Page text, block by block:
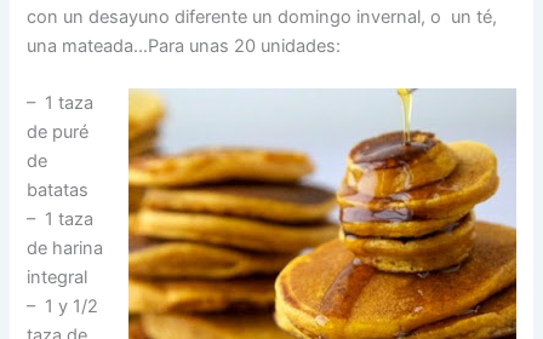
con un desayuno diferente un domingo invernal, o un té,
una mateada…Para unas 20 unidades:
– 1 taza
de puré
de
batatas
– 1 taza
de harina
integral
– 1 y 1/2